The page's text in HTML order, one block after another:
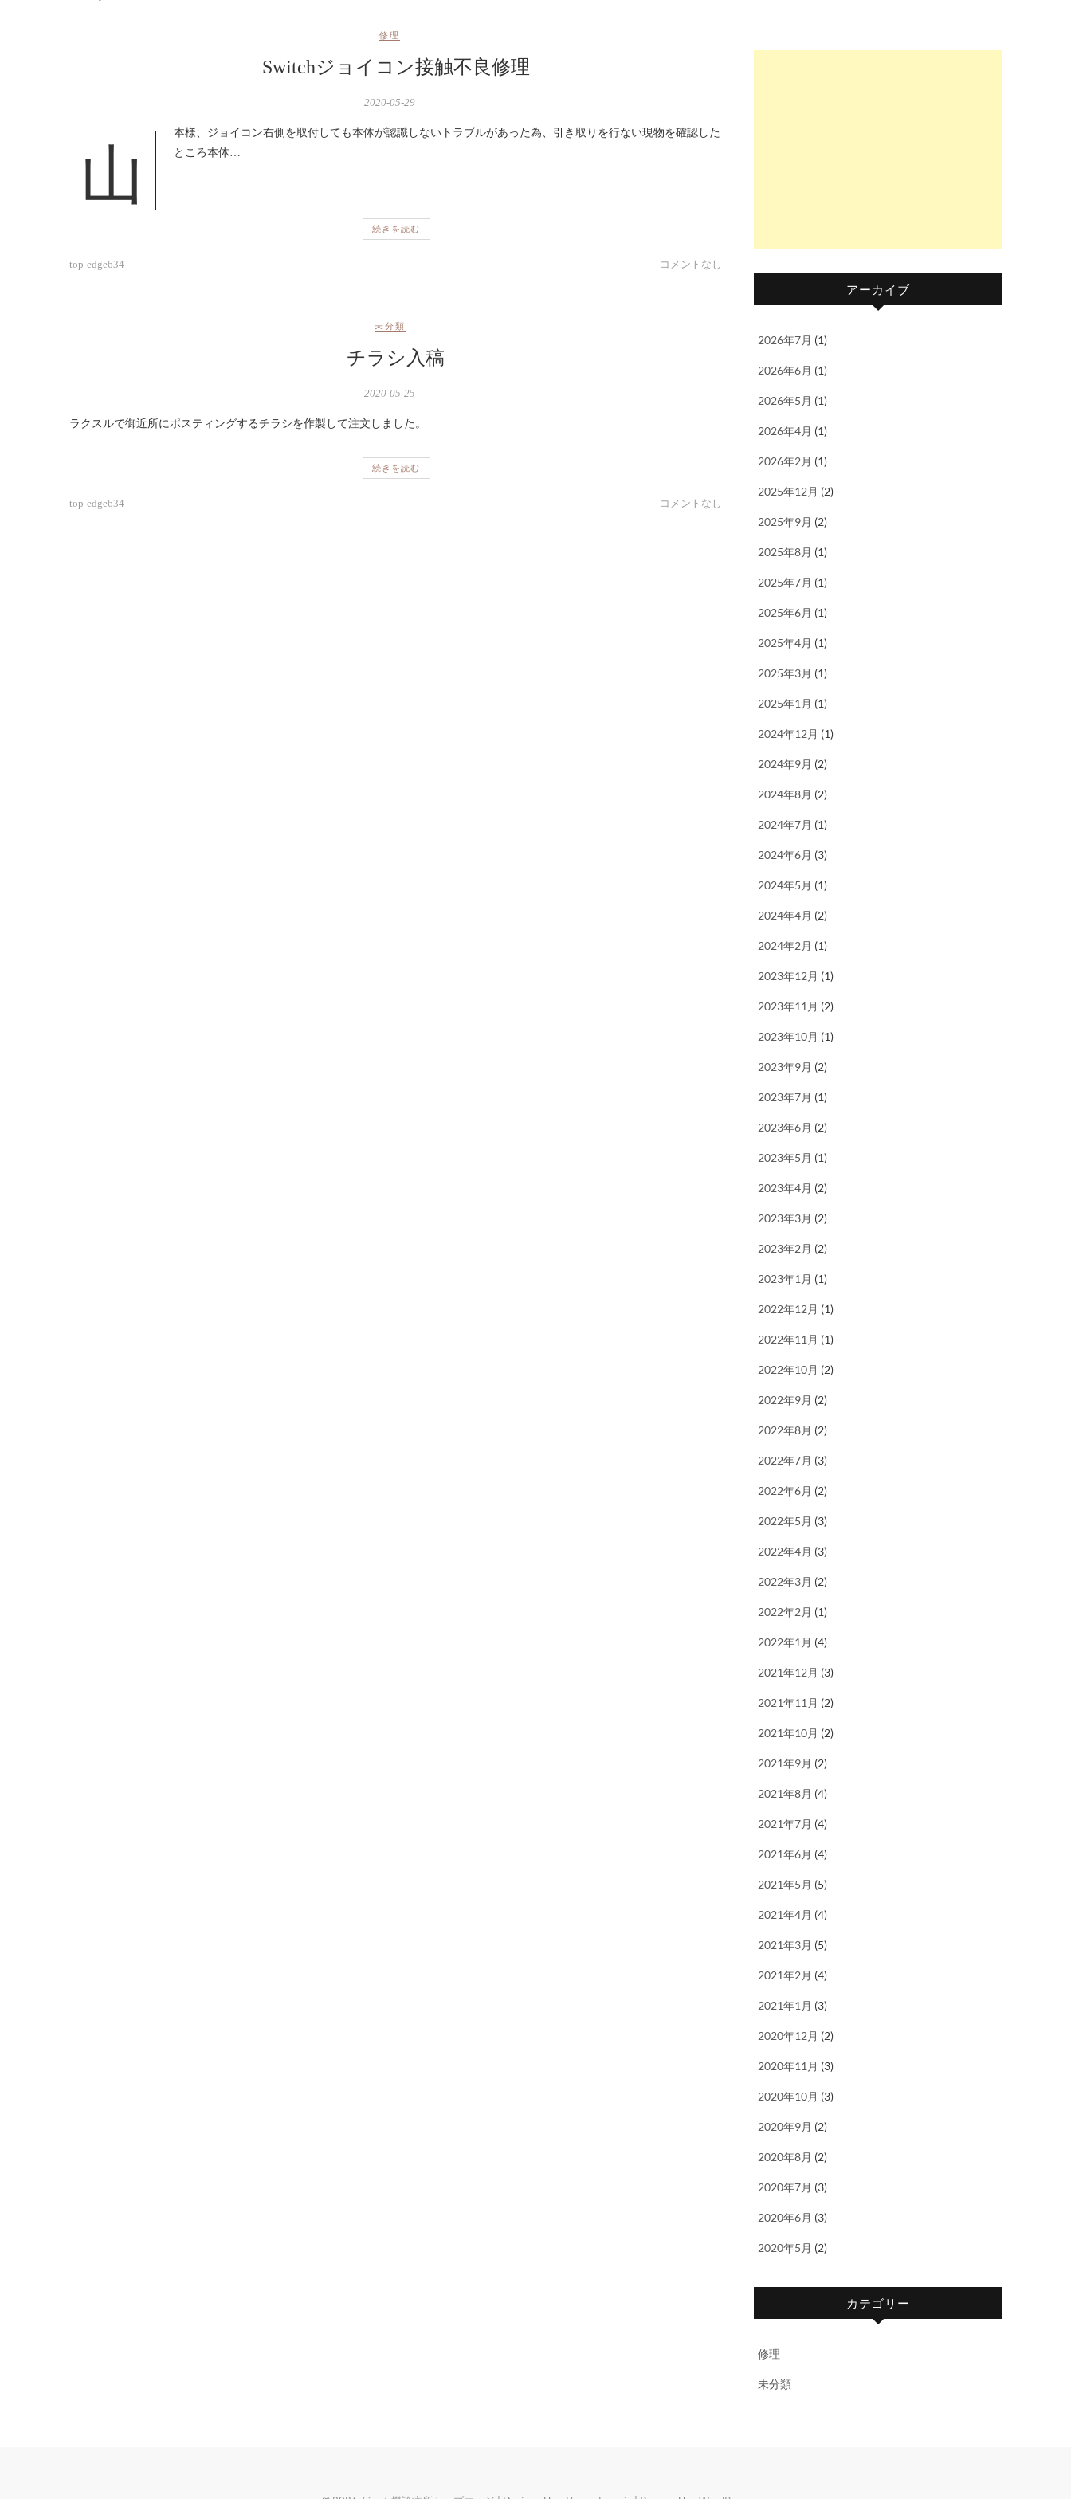
修理
Switchジョイコン接触不良修理
2020-05-29
山本様、ジョイコン右側を取付しても本体が認識しないトラブルがあった為、引き取りを行ない現物を確認した ところ本体…
続きを読む
top-edge634 コメントなし
未分類
チラシ入稿
2020-05-25
ラクスルで御近所にポスティングするチラシを作製して注文しました。
続きを読む
top-edge634 コメントなし
アーカイブ
2026年7月 (1)
2026年6月 (1)
2026年5月 (1)
2026年4月 (1)
2026年2月 (1)
2025年12月 (2)
2025年9月 (2)
2025年8月 (1)
2025年7月 (1)
2025年6月 (1)
2025年4月 (1)
2025年3月 (1)
2025年1月 (1)
2024年12月 (1)
2024年9月 (2)
2024年8月 (2)
2024年7月 (1)
2024年6月 (3)
2024年5月 (1)
2024年4月 (2)
2024年2月 (1)
2023年12月 (1)
2023年11月 (2)
2023年10月 (1)
2023年9月 (2)
2023年7月 (1)
2023年6月 (2)
2023年5月 (1)
2023年4月 (2)
2023年3月 (2)
2023年2月 (2)
2023年1月 (1)
2022年12月 (1)
2022年11月 (1)
2022年10月 (2)
2022年9月 (2)
2022年8月 (2)
2022年7月 (3)
2022年6月 (2)
2022年5月 (3)
2022年4月 (3)
2022年3月 (2)
2022年2月 (1)
2022年1月 (4)
2021年12月 (3)
2021年11月 (2)
2021年10月 (2)
2021年9月 (2)
2021年8月 (4)
2021年7月 (4)
2021年6月 (4)
2021年5月 (5)
2021年4月 (4)
2021年3月 (5)
2021年2月 (4)
2021年1月 (3)
2020年12月 (2)
2020年11月 (3)
2020年10月 (3)
2020年9月 (2)
2020年8月 (2)
2020年7月 (3)
2020年6月 (3)
2020年5月 (2)
カテゴリー
修理
未分類